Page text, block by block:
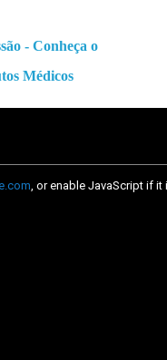
- Conheça o
Médicos